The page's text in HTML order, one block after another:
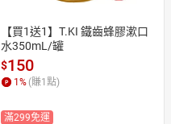
【買1送1】T.KI 鐵齒蜂膠漱口
水350mL/罐
$150
1% (賺1點)
滿299免運